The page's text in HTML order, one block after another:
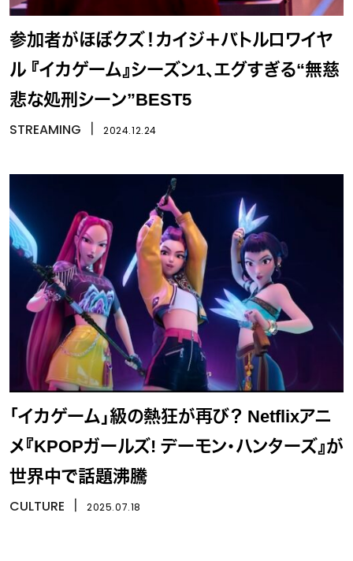
参加者がほぼクズ！カイジ＋バトルロワイヤ
ル 『イカゲーム』シーズン1、エグすぎる“無慈
悲な処刑シーン”BEST5
STREAMING 2024.12.24
「イカゲーム」級の熱狂が再び？ Netflixアニ
メ『KPOPガールズ! デーモン・ハンターズ』が
世界中で話題沸騰
CULTURE 2025.07.18